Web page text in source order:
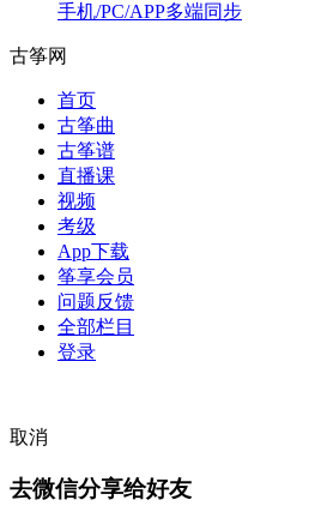
手机/PC/APP多端同步
古筝网
首页
古筝曲
古筝谱
直播课
视频
考级
App下载
筝享会员
问题反馈
全部栏目
登录
取消
去微信分享给好友